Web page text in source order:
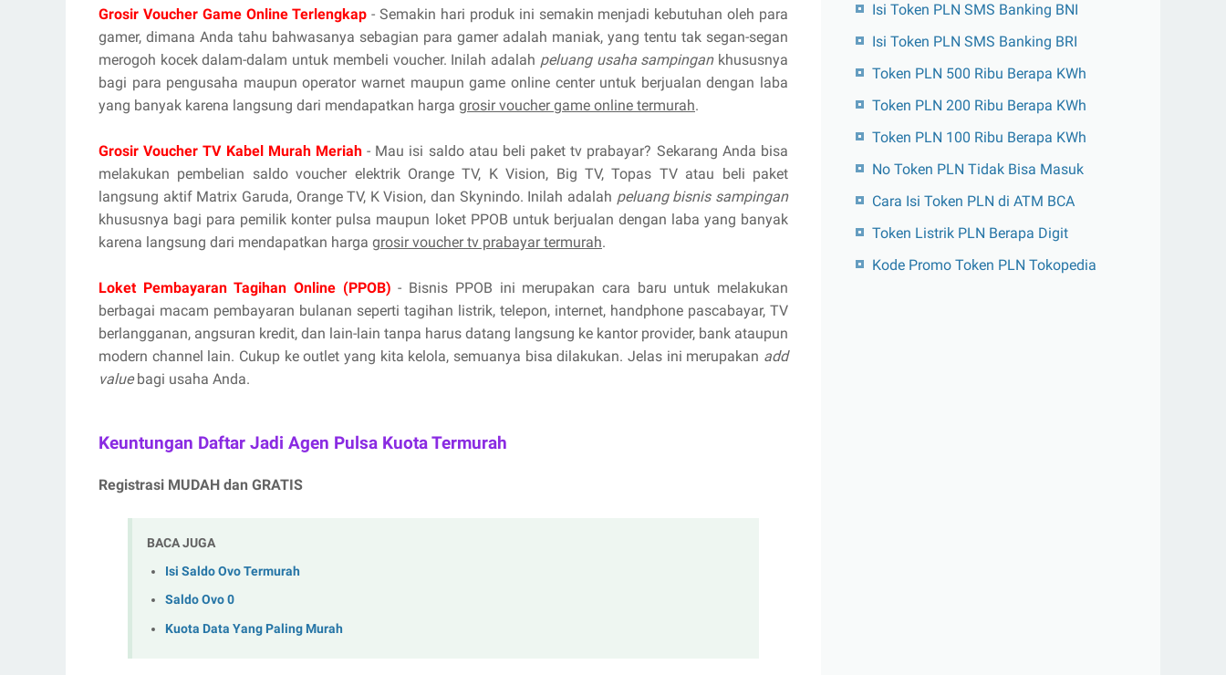
Grosir Voucher Game Online Terlengkap - Semakin hari produk ini semakin menjadi kebutuhan oleh para
gamer, dimana Anda tahu bahwasanya sebagian para gamer adalah maniak, yang tentu tak segan-segan
merogoh kocek dalam-dalam untuk membeli voucher. Inilah adalah peluang usaha sampingankhususnya
bagi para pengusaha maupun operator warnet maupun game online center untuk berjualan dengan laba
yang banyak karena langsung dari mendapatkan harga grosir voucher game online termurah.
Grosir Voucher TV Kabel Murah Meriah- Mau isi saldo atau beli paket tv prabayar? Sekarang Anda bisa
melakukan pembelian saldo voucher elektrik Orange TV, K Vision, Big TV, Topas TV atau beli paket
langsung aktif Matrix Garuda, Orange TV, K Vision, dan Skynindo. Inilah adalah peluang bisnis sampingan
khususnya bagi para pemilik konter pulsa maupun loket PPOB untuk berjualan dengan laba yang banyak
karena langsung dari mendapatkan harga grosir voucher tv prabayar termurah.
Loket Pembayaran Tagihan Online (PPOB) - Bisnis PPOB ini merupakan cara baru untuk melakukan
berbagai macam pembayaran bulanan seperti tagihan listrik, telepon, internet, handphone pascabayar, TV
berlangganan, angsuran kredit, dan lain-lain tanpa harus datang langsung ke kantor provider, bank ataupun
modern channel lain. Cukup ke outlet yang kita kelola, semuanya bisa dilakukan. Jelas ini merupakan add
valuebagi usaha Anda.
Keuntungan Daftar Jadi Agen Pulsa Kuota Termurah
Registrasi MUDAH dan GRATIS
BACA JUGA
Isi Saldo Ovo Termurah
Saldo Ovo 0
Kuota Data Yang Paling Murah
Isi Token PLN SMS Banking BNI
Isi Token PLN SMS Banking BRI
Token PLN 500 Ribu Berapa KWh
Token PLN 200 Ribu Berapa KWh
Token PLN 100 Ribu Berapa KWh
No Token PLN Tidak Bisa Masuk
Cara Isi Token PLN di ATM BCA
Token Listrik PLN Berapa Digit
Kode Promo Token PLN Tokopedia